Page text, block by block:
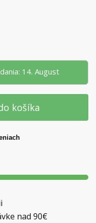
14. August
košíka
nad 90€